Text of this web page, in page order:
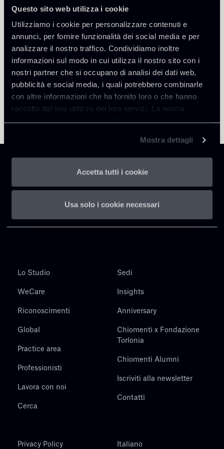
Questo sito web utilizza i cookie
Utilizziamo i cookie per personalizzare contenuti e
annunci, per fornire funzionalità dei social media e per
analizzare il nostro traffico. Condividiamo inoltre
informazioni sul modo in cui utilizza il nostro sito con i
nostri partner che si occupano di analisi dei dati web,
pubblicità e social media, i quali potrebbero combinarle
con altre informazioni che ha fornito loro o che hanno
raccolto dal suo utilizzo dei loro servizi. La nostra
informativa privacy è disponibilequi.
Mostra dettagli
Accetta tutti i cookie
Usa solo i cookie necessari
Torna agli Insights
P.IVA 01305231001
Lo Studio
WeCare
Riconoscimenti
Global
Practice area
Professionisti
Lavora con noi
Cerca
Sedi
Insights
Anniversary
Chiomenti x Fondazione
Torlonia
Chiomenti Alumni
Iscriviti alla newsletter
Contatti
Privacy Policy Italiano